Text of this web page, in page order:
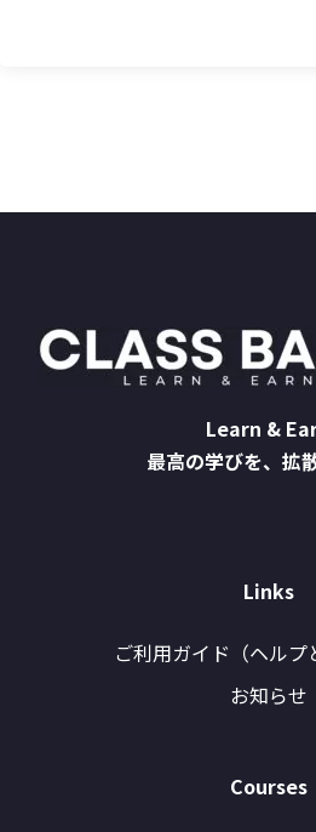
Learn &
最高の学びを、拡
Links
ご利用ガイド（ヘルプ
お知らせ
Courses